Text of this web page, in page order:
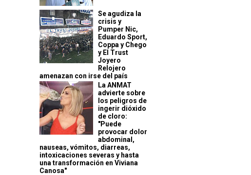
Se agudiza la
crisis y
Pumper Nic,
Eduardo Sport,
Coppa y Chego
y El Trust
Joyero
Relojero
amenazan con irse del país
La ANMAT
advierte sobre
los peligros de
ingerir dióxido
de cloro:
"Puede
provocar dolor
abdominal,
nauseas, vómitos, diarreas,
intoxicaciones severas y hasta
una transformación en Viviana
Canosa"